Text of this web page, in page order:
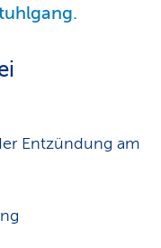
Entzündung am